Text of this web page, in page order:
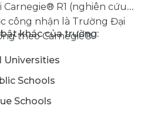
Carnegie® R1 (nghiên cứu
công nhận là Trường Đại
theo Carnegie®.
khác của trường:
Universities
Schools
Schools